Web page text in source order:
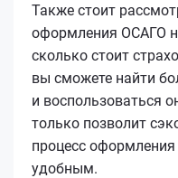
Также стоит
оформления ОСАГО
сколько стоит
вы сможете найти
и воспользоваться
только позволит
процесс оформления
удобным.